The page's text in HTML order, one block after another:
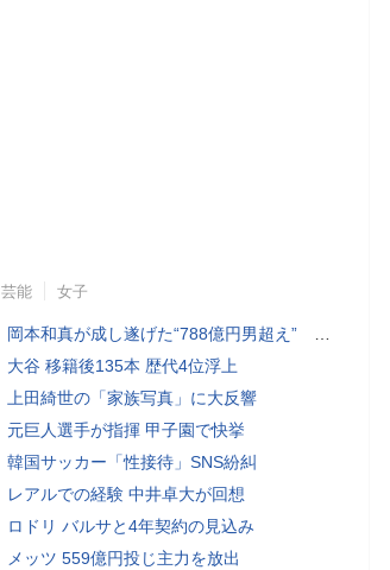
芸能 女子
岡本和真が成し遂げた“788億円男超え” いつのまにか「3位」…見据える球団記録更新
大谷 移籍後135本 歴代4位浮上
上田綺世の「家族写真」に大反響
元巨人選手が指揮 甲子園で快挙
韓国サッカー「性接待」SNS紛糾
レアルでの経験 中井卓大が回想
ロドリ バルサと4年契約の見込み
メッツ 559億円投じ主力を放出